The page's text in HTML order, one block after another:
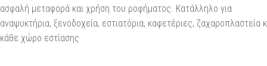
ασφαλή μεταφορά και χρήση του ροφήματος. Κατάλληλο για
αναψυκτήρια, ξενοδοχεία, εστιατόρια, καφετέριες, ζαχαροπλαστεία κ
κάθε χώρο εστίασης